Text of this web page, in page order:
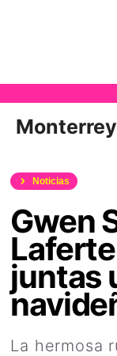
Noticias
Gwen
juntas
La hermosa